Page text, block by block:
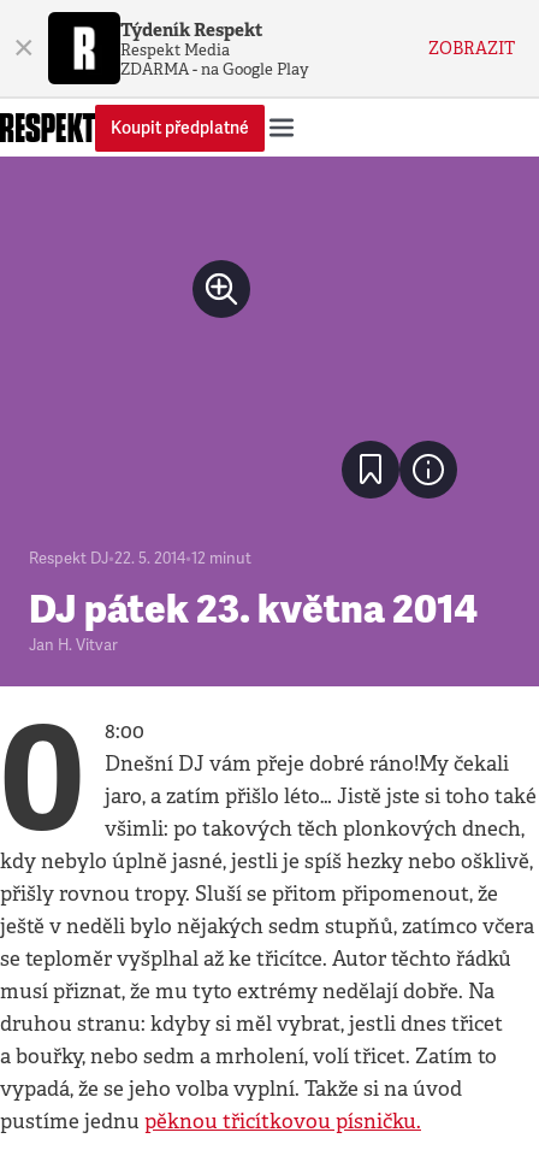
× Týdeník Respekt
Respekt Media
ZDARMA - na Google Play
ZOBRAZIT
Koupit předplatné
Respekt DJ•22. 5. 2014•12 minut
DJ pátek 23. května 2014
Jan H. Vitvar
0
8:00
Dnešní DJ vám přeje dobré ráno!My čekali
jaro, a zatím přišlo léto… Jistě jste si toho také
všimli: po takových těch plonkových dnech,
kdy nebylo úplně jasné, jestli je spíš hezky nebo ošklivě,
přišly rovnou tropy. Sluší se přitom připomenout, že
ještě v neděli bylo nějakých sedm stupňů, zatímco včera
se teploměr vyšplhal až ke třicítce. Autor těchto řádků
musí přiznat, že mu tyto extrémy nedělají dobře. Na
druhou stranu: kdyby si měl vybrat, jestli dnes třicet
a bouřky, nebo sedm a mrholení, volí třicet. Zatím to
vypadá, že se jeho volba vyplní. Takže si na úvod
pustíme jednu pěknou třicítkovou písničku.